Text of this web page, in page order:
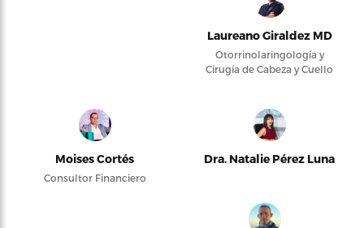
Laureano Giraldez MD
Otorrinolaringología y
Cirugía de Cabeza y Cuello
Moises Cortés
Consultor Financiero
Dra. Natalie Pérez Luna